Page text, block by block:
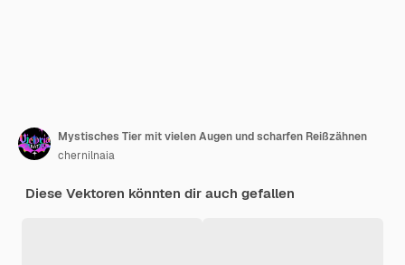
Mystisches Tier mit vielen Augen und scharfen Reißzähnen
chernilnaia
Diese Vektoren könnten dir auch gefallen